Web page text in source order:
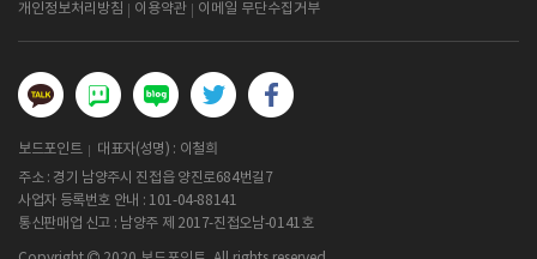
개인정보처리방침 이용약관 이메일 무단수집거부
보드포인트
대표자(성명) : 이철희
주소 : 경기 남양주시 진접읍 양진로684번길7
사업자 등록번호 안내 : 101-04-88141
통신판매업 신고 : 남양주 제 2017-진접오남-0141호